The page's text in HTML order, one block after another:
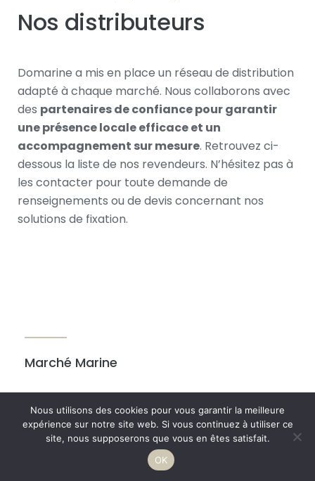
Nos distributeurs
Domarine a mis en place un réseau de distribution
adapté à chaque marché. Nous collaborons avec
des partenaires de confiance pour garantir
une présence locale efficace et un
accompagnement sur mesure. Retrouvez ci-
dessous la liste de nos revendeurs. N’hésitez pas à
les contacter pour toute demande de
renseignements ou de devis concernant nos
solutions de fixation.
Marché Marine
Véhicules
Nous utilisons des cookies pour vous garantir la meilleure
expérience sur notre site web. Si vous continuez à utiliser ce
site, nous supposerons que vous en êtes satisfait.
OK